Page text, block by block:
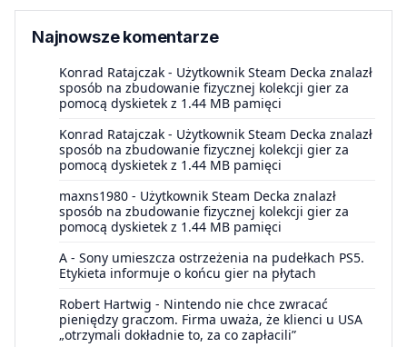
Najnowsze komentarze
Konrad Ratajczak - Użytkownik Steam Decka znalazł
sposób na zbudowanie fizycznej kolekcji gier za
pomocą dyskietek z 1.44 MB pamięci
Konrad Ratajczak - Użytkownik Steam Decka znalazł
sposób na zbudowanie fizycznej kolekcji gier za
pomocą dyskietek z 1.44 MB pamięci
maxns1980 - Użytkownik Steam Decka znalazł
sposób na zbudowanie fizycznej kolekcji gier za
pomocą dyskietek z 1.44 MB pamięci
A - Sony umieszcza ostrzeżenia na pudełkach PS5.
Etykieta informuje o końcu gier na płytach
Robert Hartwig - Nintendo nie chce zwracać
pieniędzy graczom. Firma uważa, że klienci u USA
„otrzymali dokładnie to, za co zapłacili”